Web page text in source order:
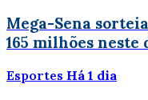
Mega-Sena
165 milhões neste
Esportes Há 1 dia